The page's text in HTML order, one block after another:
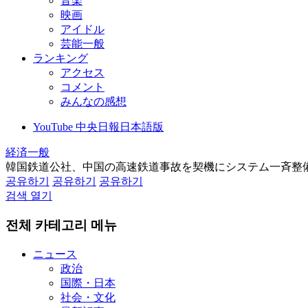
映画
アイドル
芸能一般
ランキング
アクセス
コメント
みんなの感想
YouTube 中央日報日本語版
経済一般
韓国鉄道公社、中国の高速鉄道事故を契機にシステム一斉整
공유하기
공유하기
공유하기
검색 열기
전체 카테고리 메뉴
ニュース
政治
国際・日本
社会・文化